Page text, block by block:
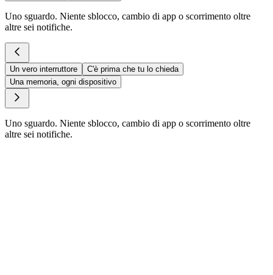
Uno sguardo. Niente sblocco, cambio di app o scorrimento oltre
altre sei notifiche.
Un vero interruttore
C'è prima che tu lo chieda
Una memoria, ogni dispositivo
Uno sguardo. Niente sblocco, cambio di app o scorrimento oltre
altre sei notifiche.